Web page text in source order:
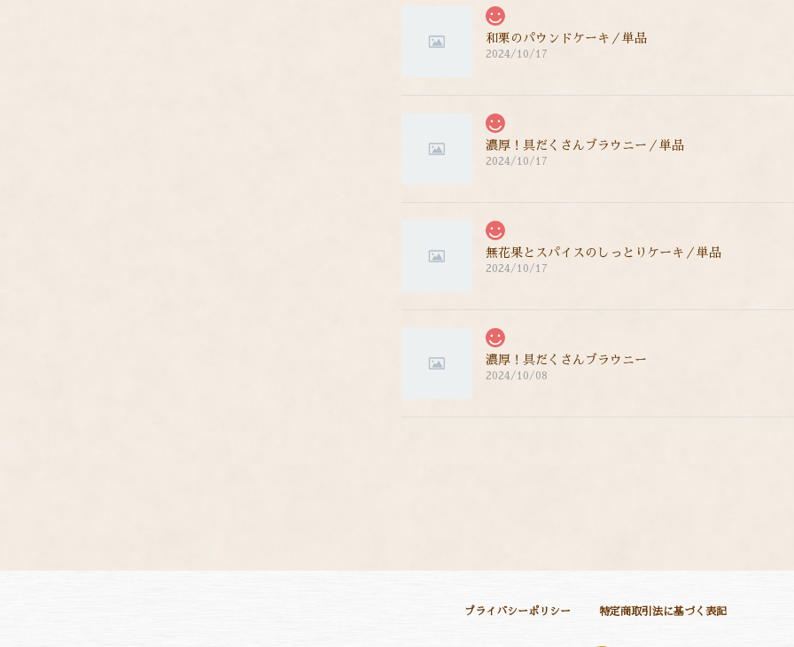
和栗のパウンドケーキ／単品
2024/10/17
濃厚！具だくさんブラウニー／単品
2024/10/17
無花果とスパイスのしっとりケーキ／単品
2024/10/17
濃厚！具だくさんブラウニー
2024/10/08
ります。
プライバシーポリシー 特定商取引法に基づく表記